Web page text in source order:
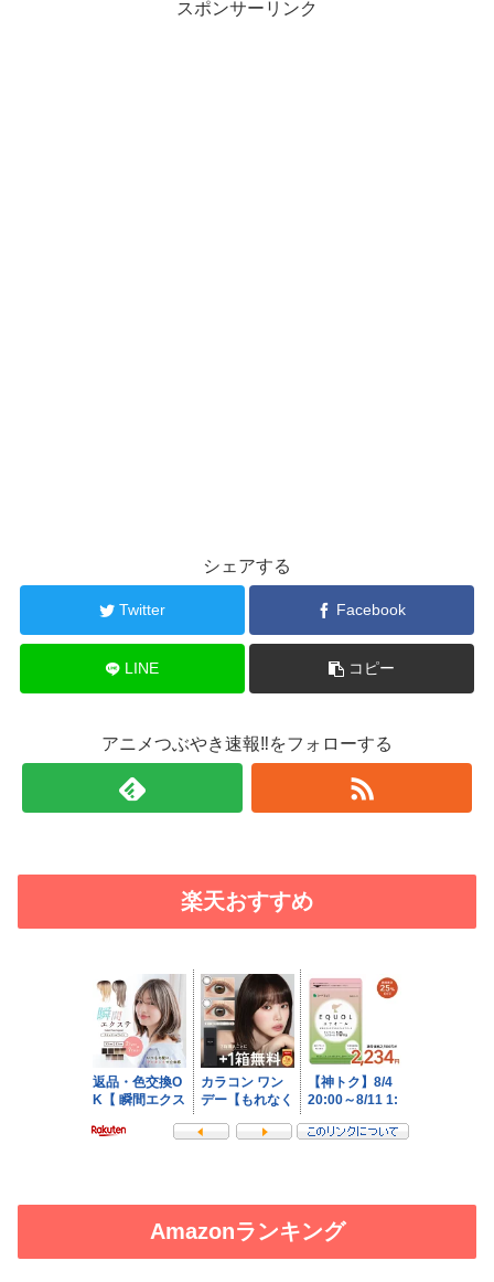
スポンサーリンク
シェアする
Twitter Facebook
LINE コピー
アニメつぶやき速報‼をフォローする
楽天おすすめ
Amazonランキング